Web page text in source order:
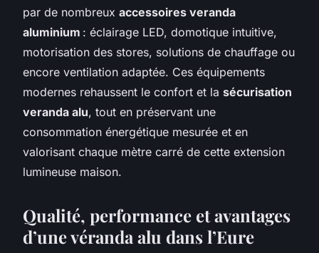
par de nombreux accessoires veranda
aluminium : éclairage LED, domotique intuitive,
motorisation des stores, solutions de chauffage ou
encore ventilation adaptée. Ces équipements
modernes rehaussent le confort et la sécurisation
veranda alu, tout en préservant une
consommation énergétique mesurée et en
valorisant chaque mètre carré de cette extension
lumineuse maison.
Qualité, performance et avantages
d’une véranda alu dans l’Eure